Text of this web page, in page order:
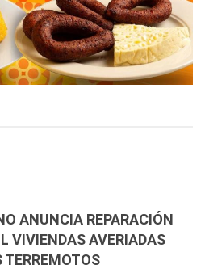
ANUNCIA REPARACIÓN
VIVIENDAS AVERIADAS
TERREMOTOS